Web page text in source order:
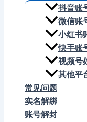
抖音账
微信账
小红书
快手账
视频号
其他平
常见问题
实名解绑
账号解封